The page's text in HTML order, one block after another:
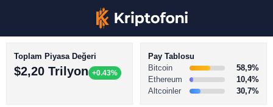
Toplam Piyasa Değeri
$2,20 Trilyon +0.43%
Pay Tablosu
Bitcoin
58,9%
Ethereum
10,4%
Altcoinler
30,7%